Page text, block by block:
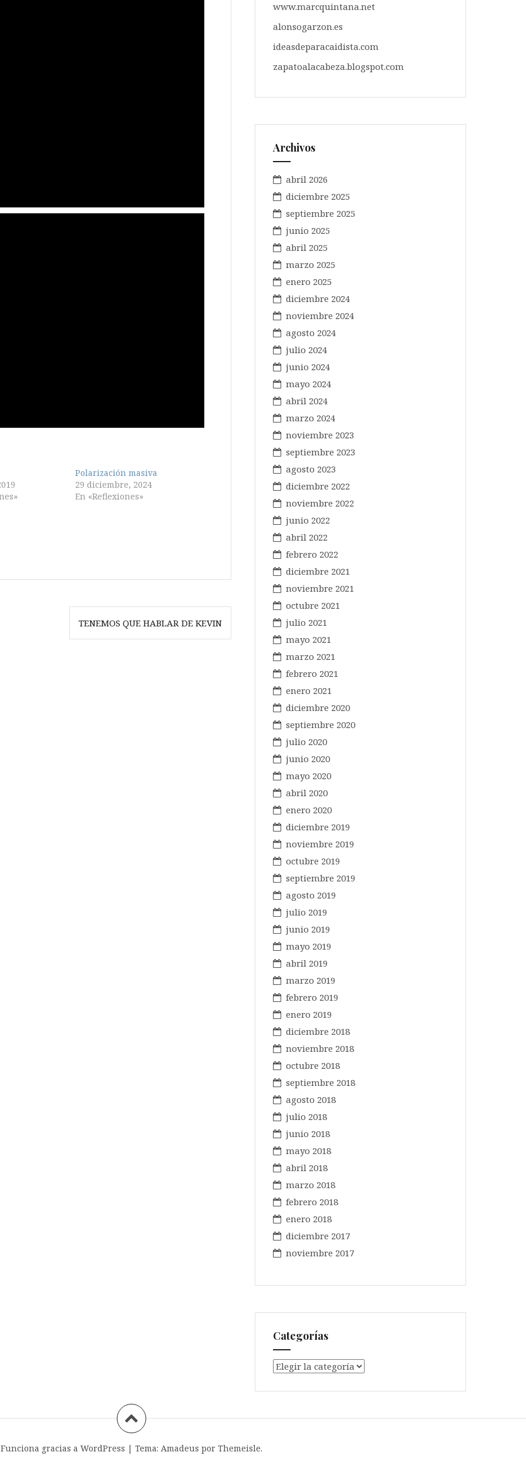
Polarización masiva
29 diciembre, 2024
En «Reflexiones»
TENEMOS QUE HABLAR DE KEVIN
www.marcquintana.net
alonsogarzon.es
ideasdeparacaidista.com
zapatoalacabeza.blogspot.com
Archivos
abril 2026
diciembre 2025
septiembre 2025
junio 2025
abril 2025
marzo 2025
enero 2025
diciembre 2024
noviembre 2024
agosto 2024
julio 2024
junio 2024
mayo 2024
abril 2024
marzo 2024
noviembre 2023
septiembre 2023
agosto 2023
diciembre 2022
noviembre 2022
junio 2022
abril 2022
febrero 2022
diciembre 2021
noviembre 2021
octubre 2021
julio 2021
mayo 2021
marzo 2021
febrero 2021
enero 2021
diciembre 2020
septiembre 2020
julio 2020
junio 2020
mayo 2020
abril 2020
enero 2020
diciembre 2019
noviembre 2019
octubre 2019
septiembre 2019
agosto 2019
julio 2019
junio 2019
mayo 2019
abril 2019
marzo 2019
febrero 2019
enero 2019
diciembre 2018
noviembre 2018
octubre 2018
septiembre 2018
agosto 2018
julio 2018
junio 2018
mayo 2018
abril 2018
marzo 2018
febrero 2018
enero 2018
diciembre 2017
noviembre 2017
Categorías
Categorías
Funciona gracias a WordPress | Tema: Amadeus por Themeisle.